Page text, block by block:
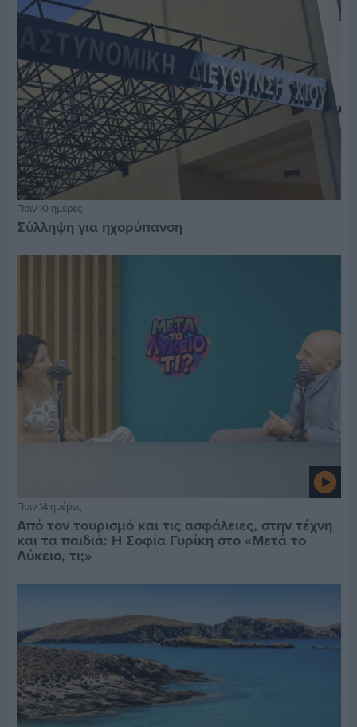
Πριν 10 ημέρες
Σύλληψη για ηχορύπανση
Πριν 14 ημέρες
Από τον τουρισμό και τις ασφάλειες, στην τέχνη
και τα παιδιά: Η Σοφία Γυρίκη στο «Μετά το
Λύκειο, τι;»